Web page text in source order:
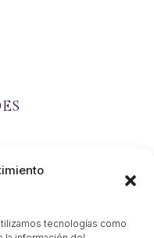
tecnologías como